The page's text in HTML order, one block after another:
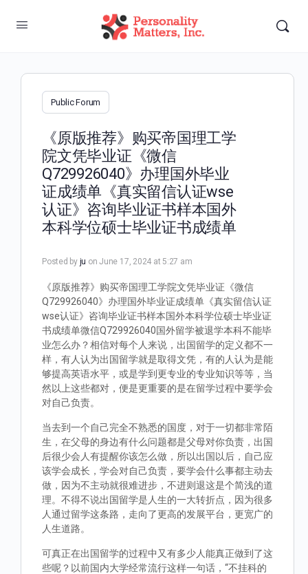
Public Forum
《原版推荐》购买帝国理工学
院文凭毕业证《微信
Q729926040》办理国外毕业
证成绩单《真实留信认证wse
认证》咨询毕业证书样本国外
本科学位硕士毕业证书成绩单
Posted by ju on June 17, 2024 at 5:27 am
《原版推荐》购买帝国理工学院文凭毕业证《微信
Q729926040》办理国外毕业证成绩单《真实留信认证
wse认证》咨询毕业证书样本国外本科学位硕士毕业证
书成绩单微信Q729926040国外留学被退学本科不能毕
业怎么办？相信对每个人来说，出国留学的定义都不一
样，有人认为出国留学就是取得文凭，有的人认为是能
够提高英语水平，或是学到更专业的专业知识等等，当
然以上这些都对，便是更重要的是在留学过程中要学会
对自己负责。
当去到一个自己完全不熟悉的国度，对于一切都非常陌
生，在父母的身边有什么问题都是父母对你负责，出国
后很少会人有提醒你该怎么做，所以出国以后，自己应
该学会成长，学会对自己负责，要学会什么事都主动去
做，因为不主动就很难进步，不进则退这是个简浅的道
理。不得不说出国留学是人生的一大转折点，因为很多
人通过留学这条路，走向了更高的发展平台，更宽广的
人生道路。
可真正在出国留学的过程中又有多少人能真正做到了这
些呢？以前国内大学经常流行这样一句话，“不挂科的